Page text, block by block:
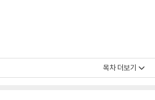
목차 더보기